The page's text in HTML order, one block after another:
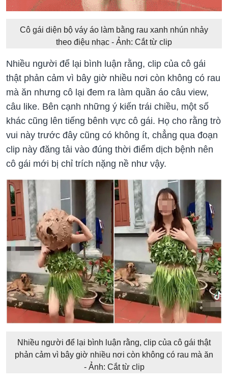
Cô gái diện bộ váy áo làm bằng rau xanh nhún nhảy
theo điệu nhạc - Ảnh: Cắt từ clip
Nhiều người để lại bình luận rằng, clip của cô gái
thật phản cảm vì bây giờ nhiều nơi còn không có rau
mà ăn nhưng cô lại đem ra làm quần áo câu view,
câu like. Bên cạnh những ý kiến trái chiều, một số
khác cũng lên tiếng bênh vực cô gái. Họ cho rằng trò
vui này trước đây cũng có không ít, chẳng qua đoạn
clip này đăng tải vào đúng thời điểm dịch bệnh nên
cô gái mới bị chỉ trích nặng nề như vậy.
Nhiều người để lại bình luận rằng, clip của cô gái thật
phản cảm vì bây giờ nhiều nơi còn không có rau mà ăn
- Ảnh: Cắt từ clip